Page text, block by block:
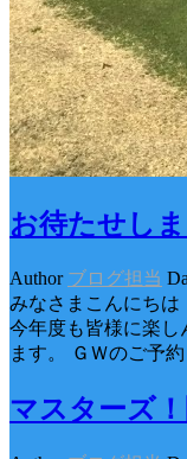
お待たせし
Author ブログ担当
みなさまこんにちは
今年度も皆様に楽し
ます。 ＧＷのご予約
マスターズ